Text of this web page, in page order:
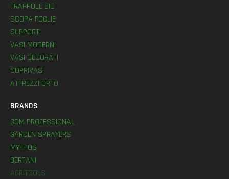
TRAPPOLE BIO
SCOPA FOGLIE
SUPPORTI
VASI MODERNI
VASI DECORATI
COPRIVASI
ATTREZZI ORTO
BRANDS
GDM PROFESSIONAL
GARDEN SPRAYERS
MYTHOS
BERTANI
AGRITOOLS